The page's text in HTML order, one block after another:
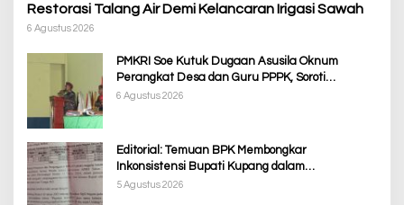
Restorasi Talang Air Demi Kelancaran Irigasi Sawah
6 Agustus 2026
PMKRI Soe Kutuk Dugaan Asusila Oknum
Perangkat Desa dan Guru PPPK, Soroti
Ketimpangan Penanganan Pemkab TTS
6 Agustus 2026
Editorial: Temuan BPK Membongkar
Inkonsistensi Bupati Kupang dalam
Menjalankan Regulasi
5 Agustus 2026